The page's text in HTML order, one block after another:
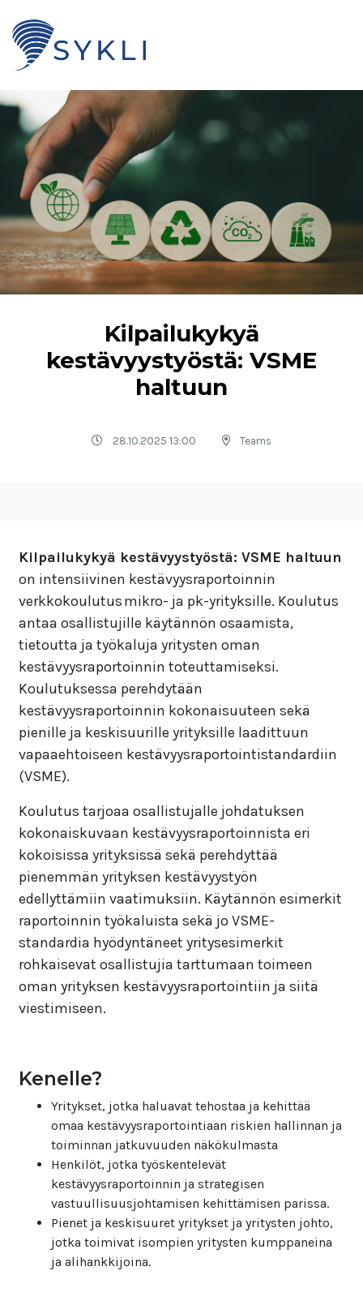
Kilpailukykyä
kestävyystyöstä: VSME
haltuun
28.10.2025 13:00 Teams
Kilpailukykyä kestävyystyöstä: VSME haltuun
on intensiivinen kestävyysraportoinnin
verkkokoulutus mikro- ja pk-yrityksille. Koulutus
antaa osallistujille käytännön osaamista,
tietoutta ja työkaluja yritysten oman
kestävyysraportoinnin toteuttamiseksi.
Koulutuksessa perehdytään
kestävyysraportoinnin kokonaisuuteen sekä
pienille ja keskisuurille yrityksille laadittuun
vapaaehtoiseen kestävyysraportointistandardiin
(VSME).
Koulutus tarjoaa osallistujalle johdatuksen
kokonaiskuvaan kestävyysraportoinnista eri
kokoisissa yrityksissä sekä perehdyttää
pienemmän yrityksen kestävyystyön
edellyttämiin vaatimuksiin. Käytännön esimerkit
raportoinnin työkaluista sekä jo VSME-
standardia hyödyntäneet yritysesimerkit
rohkaisevat osallistujia tarttumaan toimeen
oman yrityksen kestävyysraportointiin ja siitä
viestimiseen.
Kenelle?
Yritykset, jotka haluavat tehostaa ja kehittää
omaa kestävyysraportointiaan riskien hallinnan ja
toiminnan jatkuvuuden näkökulmasta
Henkilöt, jotka työskentelevät
kestävyysraportoinnin ja strategisen
vastuullisuusjohtamisen kehittämisen parissa.
Pienet ja keskisuuret yritykset ja yritysten johto,
jotka toimivat isompien yritysten kumppaneina
ja alihankkijoina.